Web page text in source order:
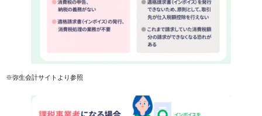
※弥生会計サイトより参照